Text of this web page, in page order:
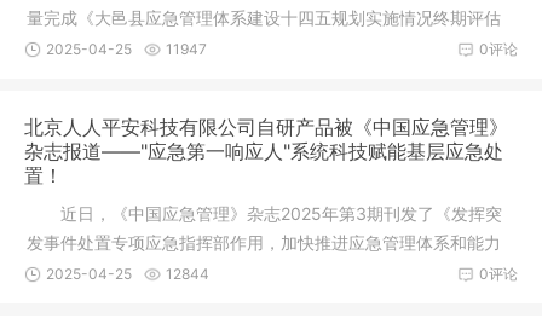
量完成《大邑县应急管理体系建设十四五规划实施情况终期评估
报告》编
0评论
2025-04-25 11947
北京人人平安科技有限公司自研产品被《中国应急管理》
杂志报道——"应急第一响应人"系统科技赋能基层应急处
置！
近日，《中国应急管理》杂志2025年第3期刊发了《发挥突
发事件处置专项应急指挥部作用，加快推进应急管理体系和能力
现代化》
0评论
2025-04-25 12844